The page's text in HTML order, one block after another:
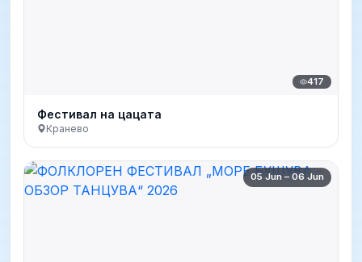
417
Фестивал на цацата
Кранево
05 Jun – 06 Jun